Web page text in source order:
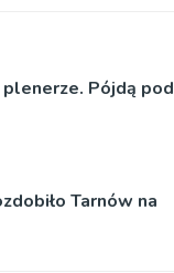
Pójdą pod
Tarnów na